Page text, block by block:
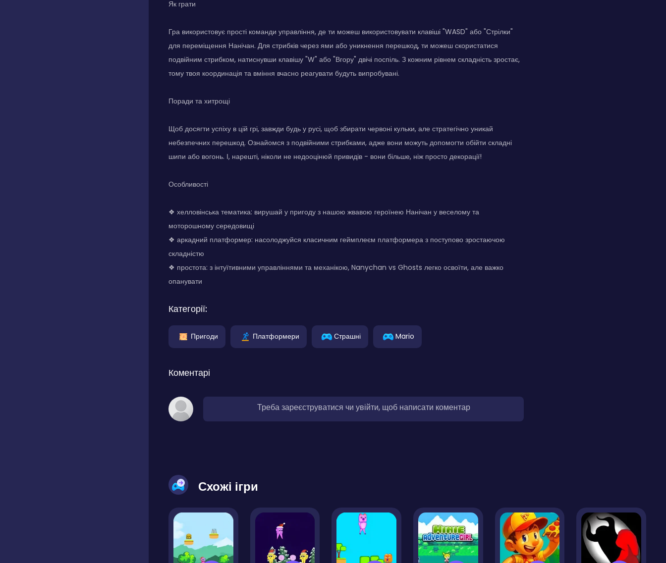
Як грати
Гра використовує прості команди управління, де ти можеш використовувати клавіші "WASD" або "Стрілки"
для переміщення Нанічан. Для стрибків через ями або уникнення перешкод, ти можеш скористатися
подвійним стрибком, натиснувши клавішу "W" або "Вгору" двічі поспіль. З кожним рівнем складність зростає,
тому твоя координація та вміння вчасно реагувати будуть випробувані.
Поради та хитрощі
Щоб досягти успіху в цій грі, завжди будь у русі, щоб збирати червоні кульки, але стратегічно уникай
небезпечних перешкод. Ознайомся з подвійними стрибками, адже вони можуть допомогти обійти складні
шипи або вогонь. І, нарешті, ніколи не недооцінюй привидів - вони більше, ніж просто декорації!
Особливості
❖ хелловінська тематика: вирушай у пригоду з нашою жвавою героїнею Нанічан у веселому та
моторошному середовищі
❖ аркадний платформер: насолоджуйся класичним геймплеєм платформера з поступово зростаючою
складністю
❖ простота: з інтуїтивними управліннями та механікою, Nanychan vs Ghosts легко освоїти, але важко
опанувати
Категорії:
Пригоди Платформери Страшні Mario
Коментарі
Треба зареєструватися чи увійти, щоб написати коментар
Схожі ігри